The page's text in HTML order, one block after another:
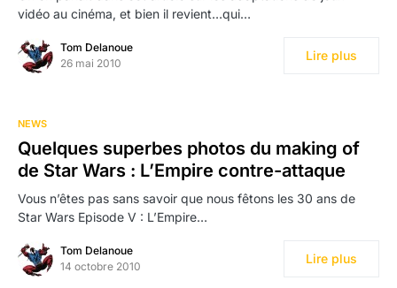
vidéo au cinéma, et bien il revient…qui…
Tom Delanoue
26 mai 2010
Lire plus
NEWS
Quelques superbes photos du making of
de Star Wars : L’Empire contre-attaque
Vous n’êtes pas sans savoir que nous fêtons les 30 ans de
Star Wars Episode V : L’Empire…
Tom Delanoue
14 octobre 2010
Lire plus